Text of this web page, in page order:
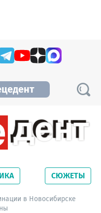
Читайте свежие
издания
СЮЖЕТЫ
в Новосибирске